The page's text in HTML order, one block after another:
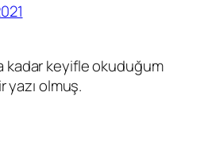
kadar keyifle okuduğum
yazı olmuş.